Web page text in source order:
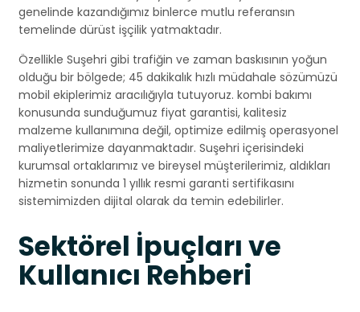
genelinde kazandığımız binlerce mutlu referansın
temelinde dürüst işçilik yatmaktadır.
Özellikle Suşehri gibi trafiğin ve zaman baskısının yoğun
olduğu bir bölgede; 45 dakikalık hızlı müdahale sözümüzü
mobil ekiplerimiz aracılığıyla tutuyoruz. kombi bakımı
konusunda sunduğumuz fiyat garantisi, kalitesiz
malzeme kullanımına değil, optimize edilmiş operasyonel
maliyetlerimize dayanmaktadır. Suşehri içerisindeki
kurumsal ortaklarımız ve bireysel müşterilerimiz, aldıkları
hizmetin sonunda 1 yıllık resmi garanti sertifikasını
sistemimizden dijital olarak da temin edebilirler.
Sektörel İpuçları ve
Kullanıcı Rehberi